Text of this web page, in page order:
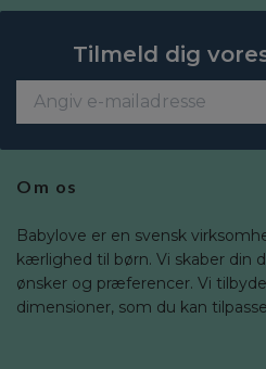
Tilmeld dig
Om os
Babylove er en svensk
kærlighed til børn. Vi skaber din
ønsker og præferencer. Vi
dimensioner, som du kan